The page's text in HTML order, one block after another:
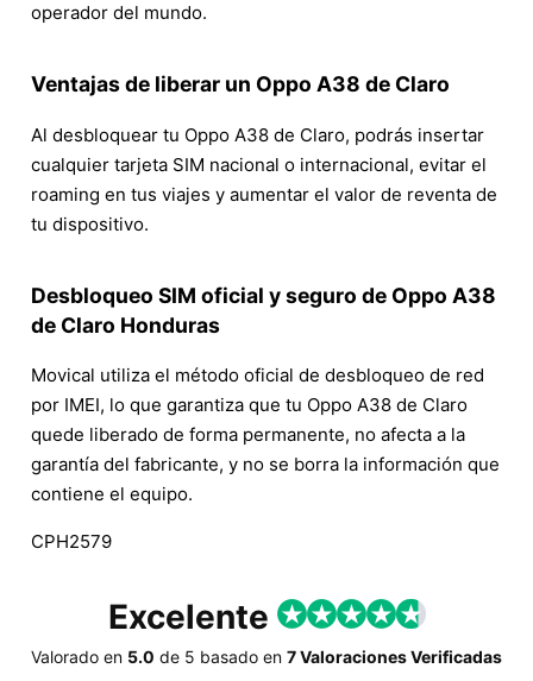
operador del mundo.
Ventajas de liberar un Oppo A38 de Claro
Al desbloquear tu Oppo A38 de Claro, podrás insertar
cualquier tarjeta SIM nacional o internacional, evitar el
roaming en tus viajes y aumentar el valor de reventa de
tu dispositivo.
Desbloqueo SIM oficial y seguro de Oppo A38
de Claro Honduras
Movical utiliza el método oficial de desbloqueo de red
por IMEI, lo que garantiza que tu Oppo A38 de Claro
quede liberado de forma permanente, no afecta a la
garantía del fabricante, y no se borra la información que
contiene el equipo.
CPH2579
Excelente
Valorado en 5.0 de 5 basado en 7 Valoraciones Verificadas